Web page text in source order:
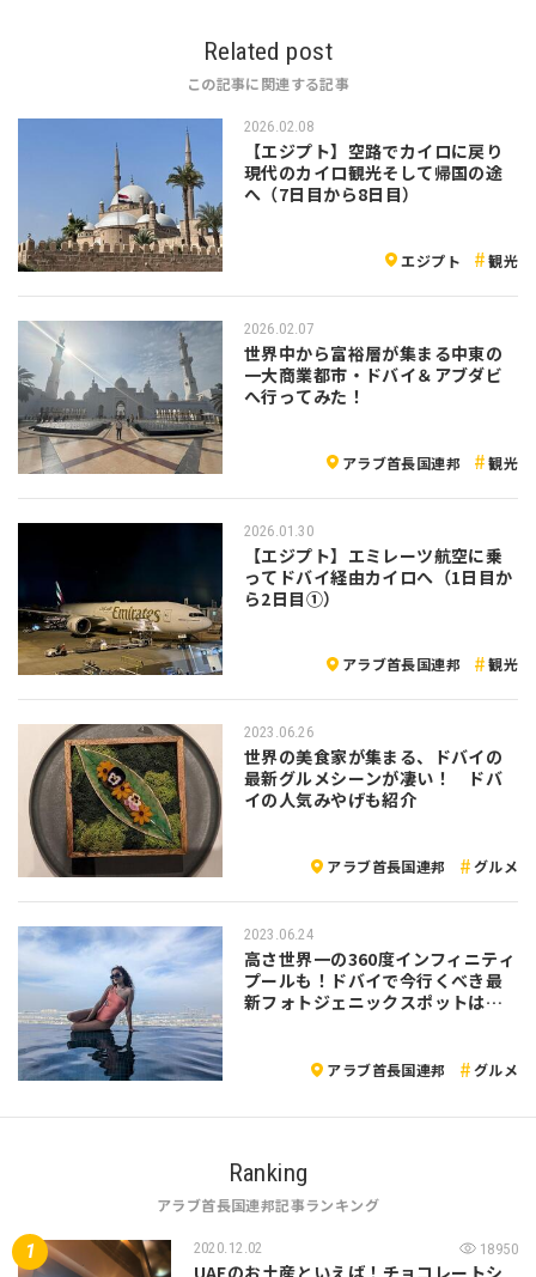
Related post
この記事に関連する記事
2026.02.08
【エジプト】空路でカイロに戻り
現代のカイロ観光そして帰国の途
へ（7日目から8日目）
エジプト 観光
2026.02.07
世界中から富裕層が集まる中東の
一大商業都市・ドバイ＆アブダビ
へ行ってみた！
アラブ首長国連邦 観光
2026.01.30
【エジプト】エミレーツ航空に乗
ってドバイ経由カイロへ（1日目か
ら2日目①）
アラブ首長国連邦 観光
2023.06.26
世界の美食家が集まる、ドバイの
最新グルメシーンが凄い！ ドバ
イの人気みやげも紹介
アラブ首長国連邦 グルメ
2023.06.24
高さ世界一の360度インフィニティ
プールも！ドバイで今行くべき最
新フォトジェニックスポットはコ
アラブ首長国連邦 グルメ
Ranking
アラブ首長国連邦記事ランキング
2020.12.02 18950